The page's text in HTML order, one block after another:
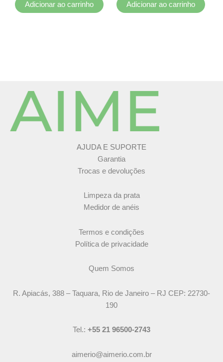
Adicionar ao carrinho Adicionar ao carrinho
AJUDA E SUPORTE
Garantia
Trocas e devoluções
Limpeza da prata
Medidor de anéis
Termos e condições
Política de privacidade
Quem Somos
R. Apiacás, 388 – Taquara, Rio de Janeiro – RJ CEP: 22730-
190
Tel.: +55 21 96500-2743
aimerio@aimerio.com.br